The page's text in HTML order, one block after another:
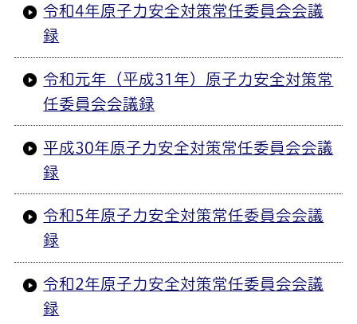
令和4年原子力安全対策常任委員会会議
録
令和元年（平成31年）原子力安全対策常
任委員会会議録
平成30年原子力安全対策常任委員会会議
録
令和5年原子力安全対策常任委員会会議
録
令和2年原子力安全対策常任委員会会議
録